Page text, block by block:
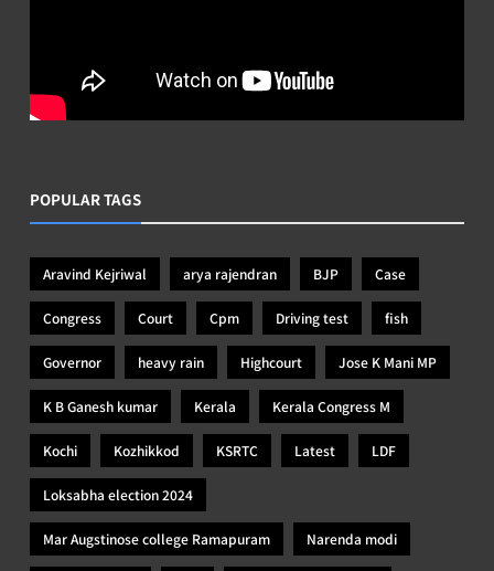
POPULAR TAGS
Aravind Kejriwal arya rajendran BJP Case
Congress Court Cpm Driving test fish
Governor heavy rain Highcourt Jose K Mani MP
K B Ganesh kumar Kerala Kerala Congress M
Kochi Kozhikkod KSRTC Latest LDF
Loksabha election 2024
Mar Augstinose college Ramapuram Narenda modi